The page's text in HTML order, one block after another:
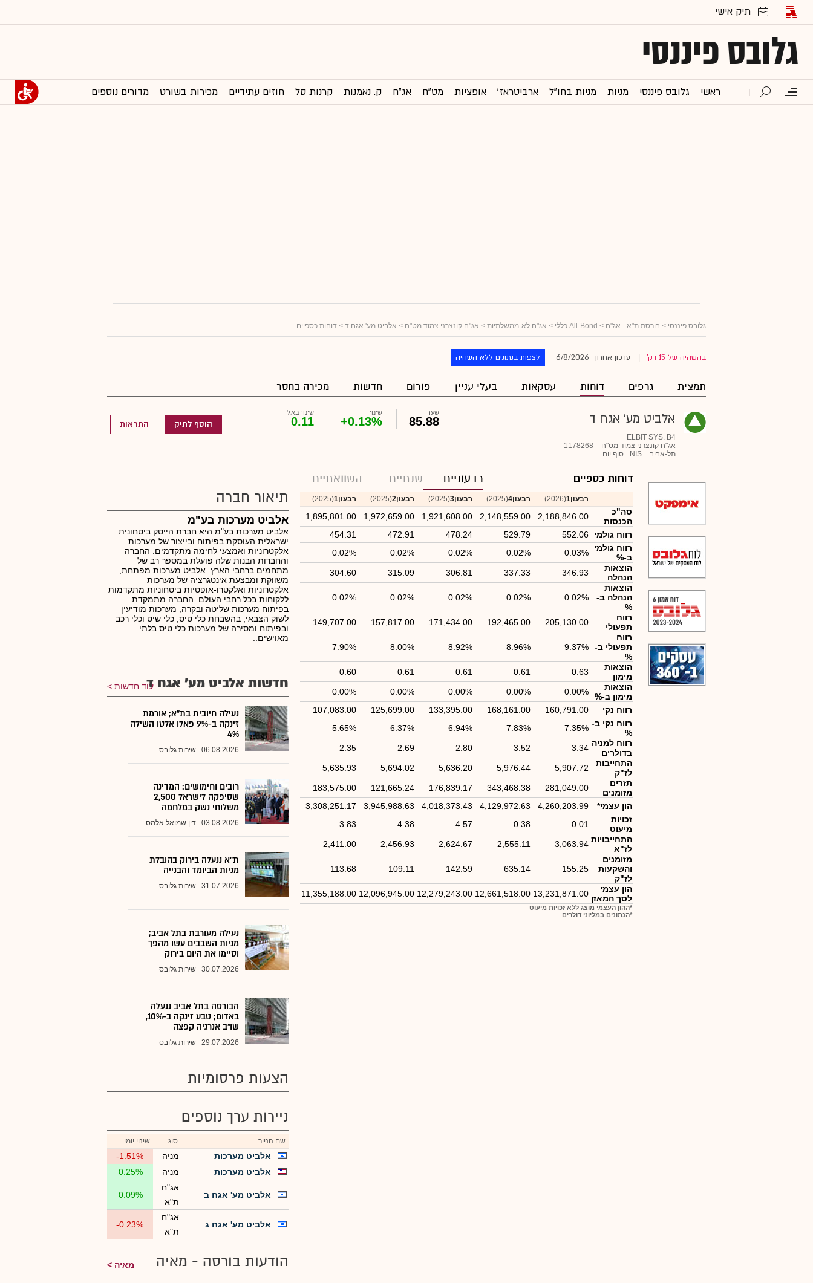
גלובס פיננסי
ראשי גלובס פיננסי מניות מניות בחו"ל ארביטראז' אופציות מט"ח אג"ח ק. נאמנות קרנות סל חוזים עתידיים מכירות בשורט מדורים נוספים
גלובס פיננסי > בורסת ת"א - אג"ח > All-Bond כללי > אג"ח לא-ממשלתיות > אג"ח קונצרני צמוד מט"ח > אלביט מע' אגח ד > דוחות כספיים
בהשהיה של 15 דק' עדכון אחרון 6/8/2026 לצפות בנתונים ללא השהיה
תמצית גרפים דוחות עסקאות בעלי עניין פורום חדשות מכירה בחסר
אלביט מע' אגח ד
ELBIT SYS. B4
אג"ח קונצרני צמוד מט"ח
1178268
תל-אביב
NIS סוף יום
שער
85.88
שינוי
+0.13%
שינוי באג'
0.11 הוסף לתיק התראות
דוחות כספיים רבעוניים שנתיים השוואתיים
רבעון1 (2026) רבעון4 (2025) רבעון3 (2025) רבעון2 (2025) רבעון1 (2025)
סה"כ
הכנסות
2,188,846.00
2,148,559.00
1,921,608.00
1,972,659.00
1,895,801.00
רווח גולמי
552.06
529.79
478.24
472.91
454.31
רווח גולמי
ב-%
0.03%
0.02%
0.02%
0.02%
0.02%
הוצאות
הנהלה
346.93
337.33
306.81
315.09
304.60
הוצאות
הנהלה ב-
%
0.02%
0.02%
0.02%
0.02%
0.02%
רווח
תפעולי
205,130.00
192,465.00
171,434.00
157,817.00
149,707.00
רווח
תפעולי ב-
%
9.37%
8.96%
8.92%
8.00%
7.90%
הוצאות
מימון
0.63
0.61
0.61
0.61
0.60
הוצאות
מימון ב-%
0.00%
0.00%
0.00%
0.00%
0.00%
רווח נקי
160,791.00
168,161.00
133,395.00
125,699.00
107,083.00
רווח נקי ב-
%
7.35%
7.83%
6.94%
6.37%
5.65%
רווח למניה
בדולרים
3.34
3.52
2.80
2.69
2.35
התחייבות
לז"ק
5,907.72
5,976.44
5,636.20
5,694.02
5,635.93
תזרים
מזומנים
281,049.00
343,468.38
176,839.17
121,665.24
183,575.00
הון עצמי*
4,260,203.99
4,129,972.63
4,018,373.43
3,945,988.63
3,308,251.17
זכויות
מיעוט
0.01
0.38
4.57
4.38
3.83
התחייבויות
לז"א
3,063.94
2,555.11
2,624.67
2,456.93
2,411.00
מזומנים
והשקעות
לז"ק
155.25
635.14
142.59
109.11
113.68
הון עצמי
לסך המאזן 13,231,871.00
12,661,518.00
12,279,243.00
12,096,945.00
11,355,188.00
*ההון העצמי מוצג ללא זכויות מיעוט
*הנתונים במליוני דולרים
תיאור חברה
אלביט מערכות בע"מ
אלביט מערכות בע"מ היא חברת הייטק ביטחונית
ישראלית העוסקת בפיתוח ובייצור של מערכות
אלקטרוניות ואמצעי לחימה מתקדמים. החברה
והחברות הבנות שלה פועלת במספר רב של
מתחמים ברחבי הארץ. אלביט מערכות מפתחת,
משווקת ומבצעת אינטגרציה של מערכות
אלקטרוניות ואלקטרו-אופטיות ביטחוניות מתקדמות
ללקוחות בכל רחבי העולם. החברה מתמקדת
בפיתוח מערכות שליטה ובקרה, מערכות מודיעין
לשוק הצבאי, בהשבחת כלי טיס, כלי שיט וכלי רכב
ובפיתוח ומסירה של מערכות כלי טיס בלתי
מאוישים..
חדשות אלביט מע' אגח דעוד חדשות
נעילה חיובית בת"א; אורמת
זינקה ב-9% פאלו אלטו השילה
4%
06.08.2026 שירות גלובס
רובים וחימושים: המדינה
שסיפקה לישראל 2,500
משלוחי נשק במלחמה
03.08.2026 דין שמואל אלמס
ת"א ננעלה בירוק בהובלת
מניות הביומד והבנייה
31.07.2026 שירות גלובס
נעילה מעורבת בתל אביב;
מניות השבבים עשו מהפך
וסיימו את היום בירוק
30.07.2026 שירות גלובס
הבורסה בתל אביב ננעלה
באדום; טבע זינקה ב-10%,
שו"ב אנרגיה קפצה
29.07.2026 שירות גלובס
הצעות פרסומיות
ניירות ערך נוספים
שם הנייר סוג שינוי יומי
אלביט מערכות מניה
-1.51%
אלביט מערכות
מניה 0.25%
אלביט מע' אגח ב
אג"ח
ת"א
0.09%
אלביט מע' אגח ג
אג"ח
ת"א
-0.23%
הודעות בורסה - מאיה מאיה